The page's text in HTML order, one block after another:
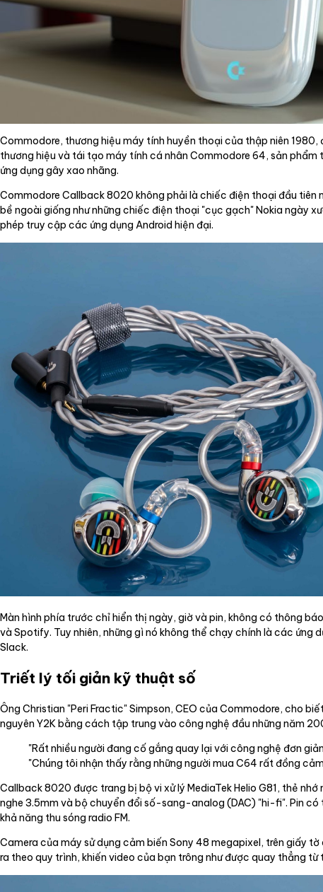
Commodore, thương hiệu máy tính huyền thoại của thập niên
thương hiệu và tái tạo máy tính cá nhân Commodore 64, sản
ứng dụng gây xao nhãng.
Commodore Callback 8020 không phải là chiếc điện thoại đầu
bề ngoài giống như những chiếc điện thoại "cục gạch" Nokia ngày
phép truy cập các ứng dụng Android hiện đại.
Màn hình phía trước chỉ hiển thị ngày, giờ và pin, không có thông
và Spotify. Tuy nhiên, những gì nó không thể chạy chính là các ứng
Slack.
Triết lý tối giản kỹ thuật số
Ông Christian "Peri Fractic" Simpson, CEO của Commodore, cho
nguyên Y2K bằng cách tập trung vào công nghệ đầu những năm
"Rất nhiều người đang cố gắng quay lại với công nghệ đơn
"Chúng tôi nhận thấy rằng những người mua C64 rất đồng
Callback 8020 được trang bị bộ vi xử lý MediaTek Helio G81, thẻ
nghe 3.5mm và bộ chuyển đổi số-sang-analog (DAC) "hi-fi". Pin
khả năng thu sóng radio FM.
Camera của máy sử dụng cảm biến Sony 48 megapixel, trên giấy
ra theo quy trình, khiến video của bạn trông như được quay thẳng